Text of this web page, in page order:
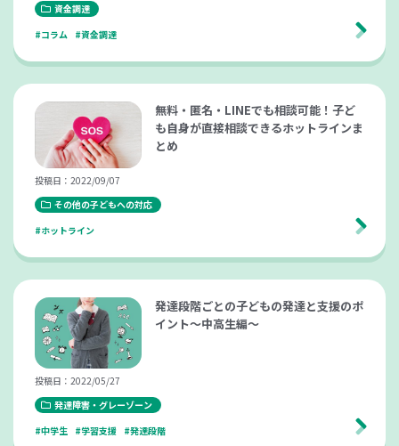
資金調達
#コラム
#資金調達
無料・匿名・LINEでも相談可能！子ど
も自身が直接相談できるホットラインま
とめ
投稿日：2022/09/07
その他の子どもへの対応
#ホットライン
発達段階ごとの子どもの発達と支援のポ
イント～中高生編～
投稿日：2022/05/27
発達障害・グレーゾーン
#中学生
#学習支援 #発達段階